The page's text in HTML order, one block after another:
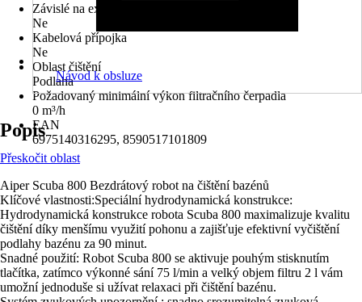
Závislé na externím filtračním systému
Ne
Kabelová přípojka
Ne
Oblast čištění
Podlaha
Požadovaný minimální výkon filtračního čerpadla
0 m³/h
EAN
6975140316295, 8590517101809
Návod k obsluze
Popis
Přeskočit oblast
Aiper Scuba 800 Bezdrátový robot na čištění bazénů
Klíčové vlastnosti:Speciální hydrodynamická konstrukce:
Hydrodynamická konstrukce robota Scuba 800 maximalizuje kvalitu
čištění díky menšímu využití pohonu a zajišťuje efektivní vyčištění
podlahy bazénu za 90 minut.
Snadné použití: Robot Scuba 800 se aktivuje pouhým stisknutím
tlačítka, zatímco výkonné sání 75 l/min a velký objem filtru 2 l vám
umožní jednoduše si užívat relaxaci při čištění bazénu.